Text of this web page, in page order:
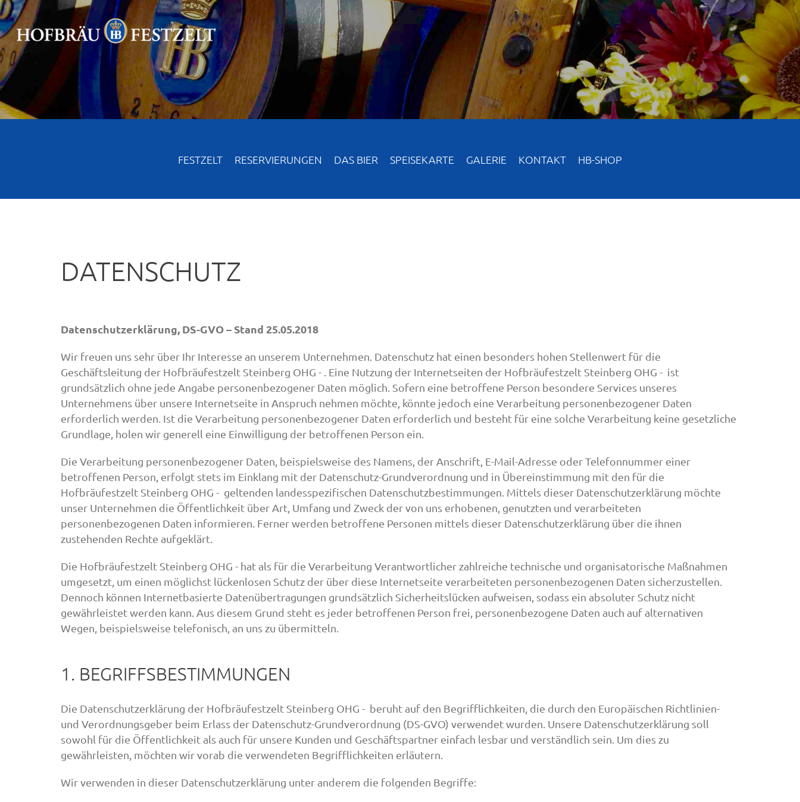
FESTZELT RESERVIERUNGEN DAS BIER SPEISEKARTE GALERIE KONTAKT HB-SHOP
DATENSCHUTZ
Datenschutzerklärung, DS-GVO – Stand 25.05.2018
Wir freuen uns sehr über Ihr Interesse an unserem Unternehmen. Datenschutz hat einen besonders hohen Stellenwert für die
Geschäftsleitung der Hofbräufestzelt Steinberg OHG - . Eine Nutzung der Internetseiten der Hofbräufestzelt Steinberg OHG - ist
grundsätzlich ohne jede Angabe personenbezogener Daten möglich. Sofern eine betroffene Person besondere Services unseres
Unternehmens über unsere Internetseite in Anspruch nehmen möchte, könnte jedoch eine Verarbeitung personenbezogener Daten
erforderlich werden. Ist die Verarbeitung personenbezogener Daten erforderlich und besteht für eine solche Verarbeitung keine gesetzliche
Grundlage, holen wir generell eine Einwilligung der betroffenen Person ein.
Die Verarbeitung personenbezogener Daten, beispielsweise des Namens, der Anschrift, E-Mail-Adresse oder Telefonnummer einer
betroffenen Person, erfolgt stets im Einklang mit der Datenschutz-Grundverordnung und in Übereinstimmung mit den für die
Hofbräufestzelt Steinberg OHG - geltenden landesspezifischen Datenschutzbestimmungen. Mittels dieser Datenschutzerklärung möchte
unser Unternehmen die Öffentlichkeit über Art, Umfang und Zweck der von uns erhobenen, genutzten und verarbeiteten
personenbezogenen Daten informieren. Ferner werden betroffene Personen mittels dieser Datenschutzerklärung über die ihnen
zustehenden Rechte aufgeklärt.
Die Hofbräufestzelt Steinberg OHG - hat als für die Verarbeitung Verantwortlicher zahlreiche technische und organisatorische Maßnahmen
umgesetzt, um einen möglichst lückenlosen Schutz der über diese Internetseite verarbeiteten personenbezogenen Daten sicherzustellen.
Dennoch können Internetbasierte Datenübertragungen grundsätzlich Sicherheitslücken aufweisen, sodass ein absoluter Schutz nicht
gewährleistet werden kann. Aus diesem Grund steht es jeder betroffenen Person frei, personenbezogene Daten auch auf alternativen
Wegen, beispielsweise telefonisch, an uns zu übermitteln.
1. BEGRIFFSBESTIMMUNGEN
Die Datenschutzerklärung der Hofbräufestzelt Steinberg OHG - beruht auf den Begrifflichkeiten, die durch den Europäischen Richtlinien-
und Verordnungsgeber beim Erlass der Datenschutz-Grundverordnung (DS-GVO) verwendet wurden. Unsere Datenschutzerklärung soll
sowohl für die Öffentlichkeit als auch für unsere Kunden und Geschäftspartner einfach lesbar und verständlich sein. Um dies zu
gewährleisten, möchten wir vorab die verwendeten Begrifflichkeiten erläutern.
Wir verwenden in dieser Datenschutzerklärung unter anderem die folgenden Begriffe: